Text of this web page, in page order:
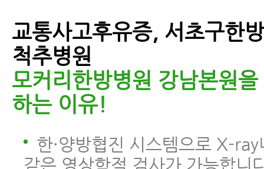
교통사고후유증, 서초구한
척추병원
모커리한방병원 강남본원
하는 이유!
한·양방협진 시스템으로 X-
같은 영상학적 검사가 가능합니